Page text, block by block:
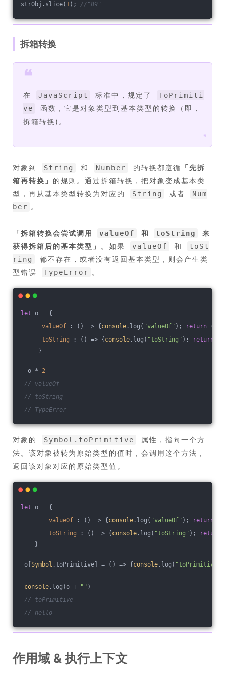
strObj.slice( 1); //"89"
拆箱转换
❝
在 JavaScript 标准中，规定了
ToPrimiti
ve
函数，它是对象类型到基本类型的转换（即，
拆箱转换)。
❞
对象到 String 和 Number 的转换都遵循 「先拆
箱再转换 」 的规则。通过拆箱转换，把对象变成基本类
型，再从基本类型转换为对应的
String 或者
Num
ber
。
「拆箱转换会尝试调用 valueOf 和 toString
来
获得拆箱后的基本类型 」 。如果 valueOf 和
toSt
ring
都不存在，或者没有返回基本类型，则会产生类
型错误
TypeError 。
let o = {
valueOf : () => { console .log( "valueOf" ); return {}},
toString : () => { console .log( "toString" ); return
}
o * 2
// valueOf
// toString
// TypeError
对象的 Symbol.toPrimitive
属性，指向一个方
法。该对象被转为原始类型的值时，会调用这个方法，
返回该对象对应的原始类型值。
let o = {
valueOf : () => { console .log( "valueOf" ); return
toString : () => { console .log( "toString" ); return
}
o[ Symbol .toPrimitive] = () => { console .log( "toPrimitive"
console .log(o + "" )
// toPrimitive
// hello
作用域 & 执行上下文